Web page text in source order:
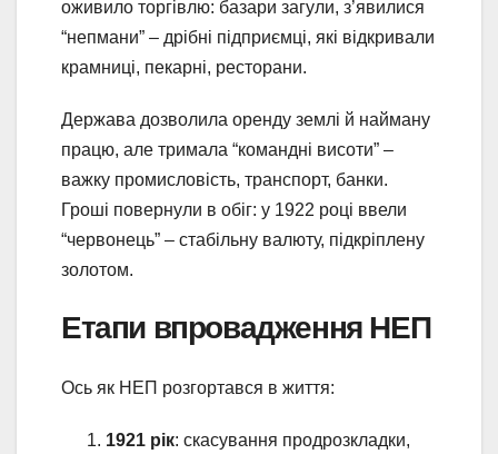
оживило торгівлю: базари загули, з’явилися
“непмани” – дрібні підприємці, які відкривали
крамниці, пекарні, ресторани.
Держава дозволила оренду землі й найману
працю, але тримала “командні висоти” –
важку промисловість, транспорт, банки.
Гроші повернули в обіг: у 1922 році ввели
“червонець” – стабільну валюту, підкріплену
золотом.
Етапи впровадження НЕП
Ось як НЕП розгортався в життя:
1921 рік: скасування продрозкладки,